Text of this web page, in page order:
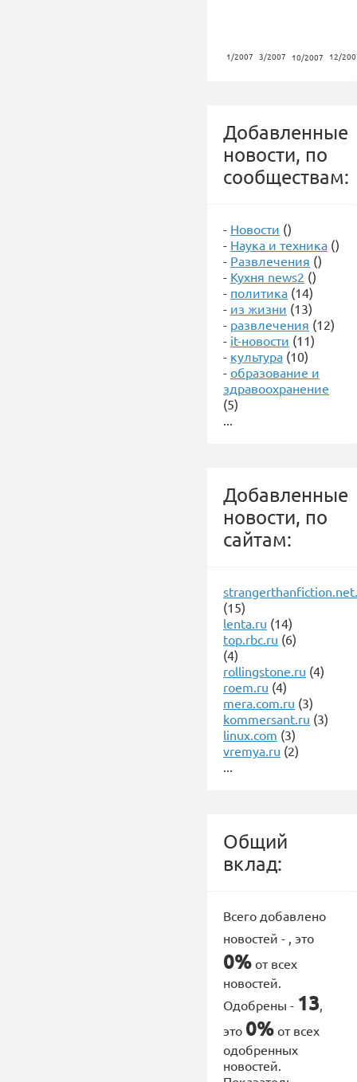
1/2007 3/2007 10/2007 12/
Добавленные
новости, по
сообществам:
- Новости ()
- Наука и техника ()
- Развлечения ()
- Кухня news2 ()
- политика (14)
- из жизни (13)
- развлечения (12)
- it-новости (11)
- культура (10)
- образование и
здравоохранение
(5)
...
Добавленные
новости, по
сайтам:
(15)
lenta.ru (14)
top.rbc.ru (6)
(4)
rollingstone.ru (4)
roem.ru (4)
mera.com.ru (3)
kommersant.ru (3)
linux.com (3)
vremya.ru (2)
...
Общий
вклад:
Всего добавлено
новостей - , это
0% от всех
новостей.
Одобрены - 13,
это 0% от всех
одобренных
новостей.